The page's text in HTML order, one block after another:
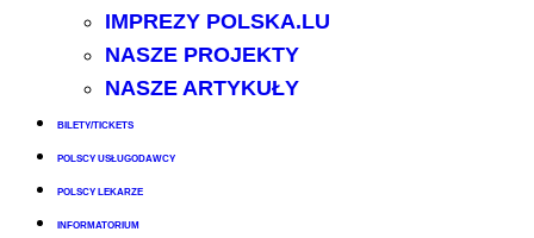
IMPREZY POLSKA.LU
NASZE PROJEKTY
NASZE ARTYKUŁY
BILETY/TICKETS
POLSCY USŁUGODAWCY
POLSCY LEKARZE
INFORMATORIUM